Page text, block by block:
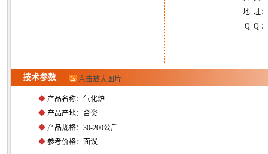
点击放大图片
地 址：
Q Q ：
技术参数
◆ 产品名称：气化炉
◆ 产品产地：合资
◆ 产品规格：30-200公斤
◆ 参考价格：面议